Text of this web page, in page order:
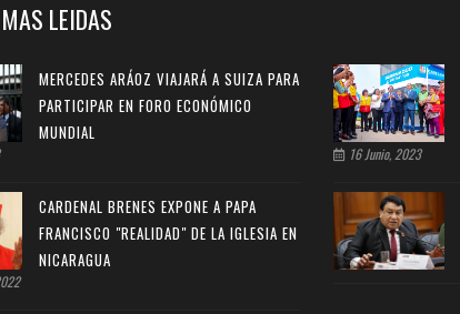
LEIDAS
MERCEDES ARÁOZ VIAJARÁ A SUIZA PARA
PARTICIPAR EN FORO ECONÓMICO
MUNDIAL
16 Junio, 2023
CARDENAL BRENES EXPONE A PAPA
FRANCISCO "REALIDAD" DE LA IGLESIA EN
NICARAGUA